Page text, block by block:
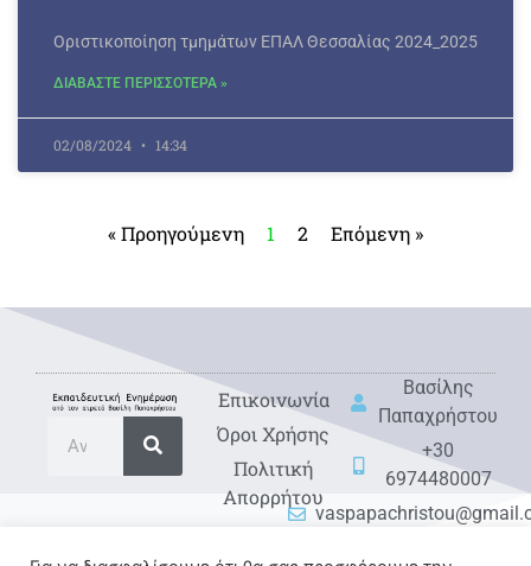
Οριστικοποίηση τμημάτων ΕΠΑΛ Θεσσαλίας 2024_2025
ΔΙΑΒΑΣΤΕ ΠΕΡΙΣΣΟΤΕΡΑ »
02/08/2024 14:34
« Προηγούμενη 1 2 Επόμενη »
Eπικοινωνία
Όροι Χρήσης
Πολιτική
Απορρήτου
Βασίλης
Παπαχρήστου
+30
6974480007